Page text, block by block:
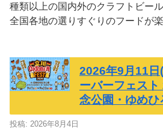
種類以上の国内外のクラフトビー
全国各地の選りすぐりのフードが楽
2026年9月11日
ーバーフェス
念公園・ゆめひ
投稿: 2026年8月4日